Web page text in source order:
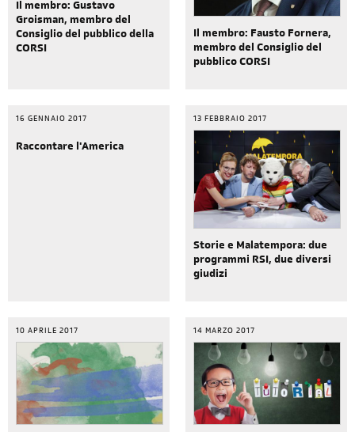
Il membro: Gustavo
Groisman, membro del
Consiglio del pubblico della
CORSI
Il membro: Fausto Fornera,
membro del Consiglio del
pubblico CORSI
16 GENNAIO 2017
Raccontare l'America
13 FEBBRAIO 2017
Storie e Malatempora: due
programmi RSI, due diversi
giudizi
10 APRILE 2017 14 MARZO 2017